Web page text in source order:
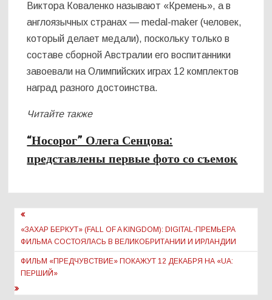
Виктора Коваленко называют «Кремень», а в
англоязычных странах — medal-maker (человек,
который делает медали), поскольку только в
составе сборной Австралии его воспитанники
завоевали на Олимпийских играх 12 комплектов
наград разного достоинства.
Читайте также
“Носорог” Олега Сенцова:
представлены первые фото со съемок
Навигация
по
записям
«ЗАХАР БЕРКУТ» (FALL OF A KINGDOM): DIGITAL-ПРЕМЬЕРА
ФИЛЬМА СОСТОЯЛАСЬ В ВЕЛИКОБРИТАНИИ И ИРЛАНДИИ
ФИЛЬМ «ПРЕДЧУВСТВИЕ» ПОКАЖУТ 12 ДЕКАБРЯ НА «UA:
ПЕРШИЙ»